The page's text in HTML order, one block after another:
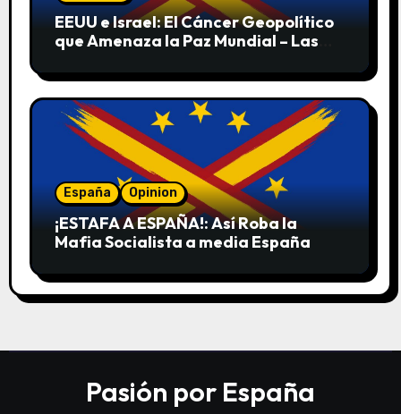
EEUU e Israel: El Cáncer Geopolítico
que Amenaza la Paz Mundial – Las
Humanidad
España Opinion
¡ESTAFA A ESPAÑA!: Así Roba la
Mafia Socialista a media España
Pasión por España